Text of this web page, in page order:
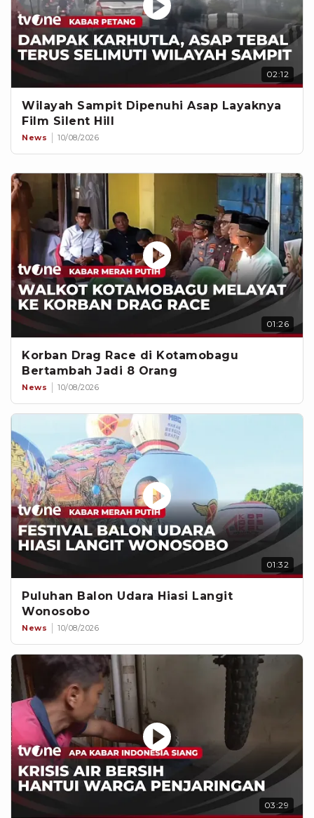
02:12
Wilayah Sampit Dipenuhi Asap Layaknya
Film Silent Hill
News 10/08/2026
01:26
Korban Drag Race di Kotamobagu
Bertambah Jadi 8 Orang
News 10/08/2026
01:32
Puluhan Balon Udara Hiasi Langit
Wonosobo
News 10/08/2026
03:29